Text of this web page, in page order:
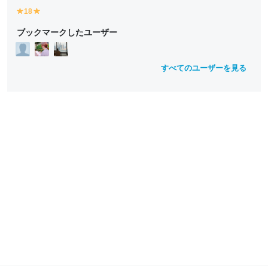
y
ll
o
w
18
ll
o
w
ブックマークしたユーザー
すべてのユーザーを見る